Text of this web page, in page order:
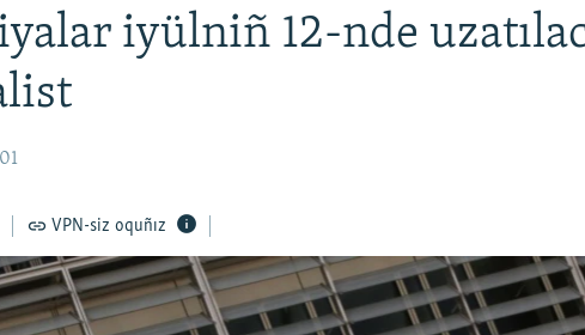
iyülniñ 12-nde
VPN-siz oquñız